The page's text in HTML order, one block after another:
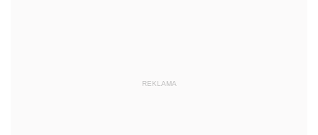
REKLAMA